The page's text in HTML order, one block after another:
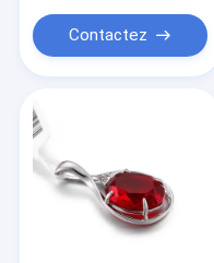
Contactez